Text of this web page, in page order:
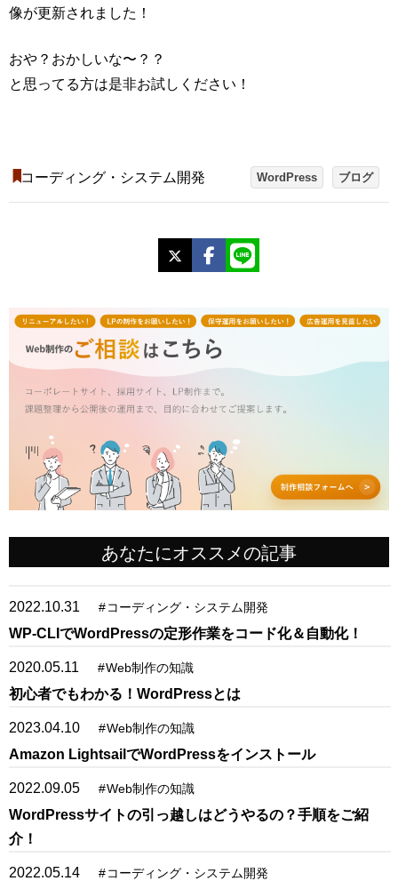
像が更新されました！
おや？おかしいな〜？？
と思ってる方は是非お試しください！
コーディング・システム開発 WordPress ブログ
Facebook
あなたにオススメの記事
2022.10.31 #コーディング・システム開発
WP-CLIでWordPressの定形作業をコード化＆自動化！
2020.05.11 #Web制作の知識
初心者でもわかる！WordPressとは
2023.04.10 #Web制作の知識
Amazon LightsailでWordPressをインストール
2022.09.05 #Web制作の知識
WordPressサイトの引っ越しはどうやるの？手順をご紹
介！
2022.05.14 #コーディング・システム開発